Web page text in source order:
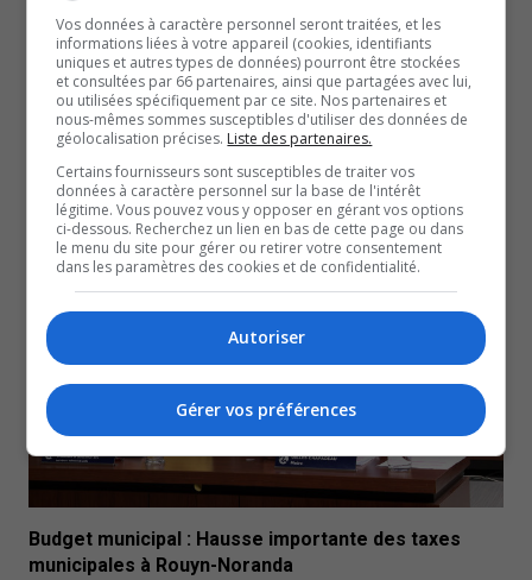
Amos : La plus faible hausse de taxes
16 Décembre 2025
ÉCONOMIE
Budget municipal : Hausse importante des taxes
municipales à Rouyn-Noranda
Vos données à caractère personnel seront traitées, et les
informations liées à votre appareil (cookies, identifiants
uniques et autres types de données) pourront être stockées
et consultées par 66 partenaires, ainsi que partagées avec lui,
ou utilisées spécifiquement par ce site. Nos partenaires et
nous-mêmes sommes susceptibles d'utiliser des données de
géolocalisation précises. Liste des partenaires.
Certains fournisseurs sont susceptibles de traiter vos
données à caractère personnel sur la base de l'intérêt
légitime. Vous pouvez vous y opposer en gérant vos options
ci-dessous. Recherchez un lien en bas de cette page ou dans
le menu du site pour gérer ou retirer votre consentement
dans les paramètres des cookies et de confidentialité.
Autoriser
Gérer vos préférences